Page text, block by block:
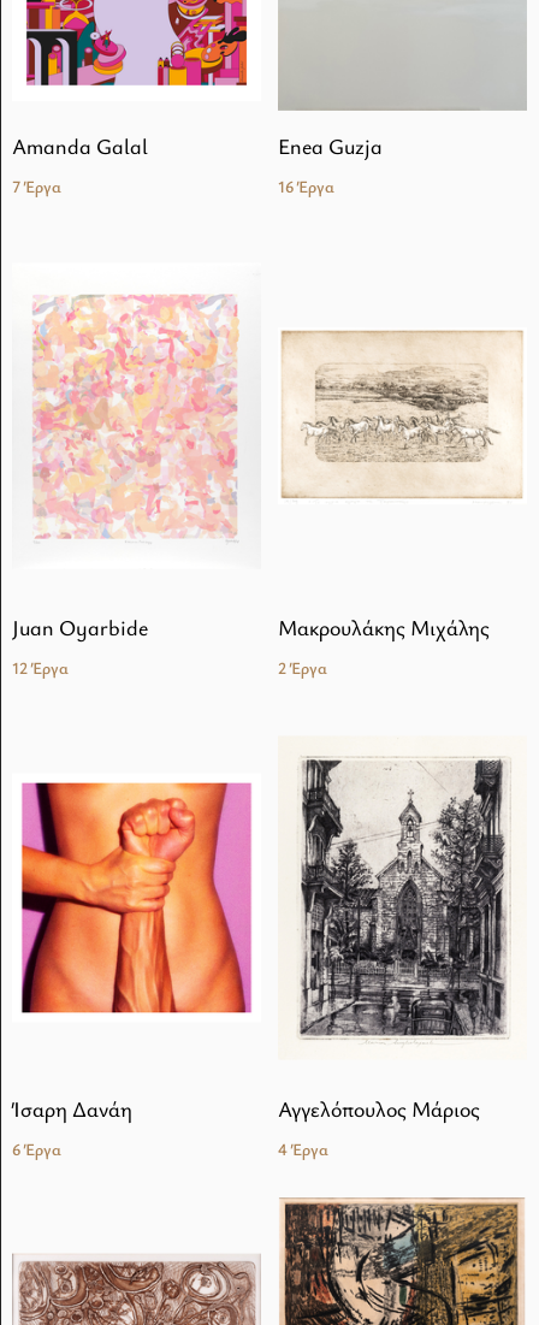
Amanda Galal
7 Έργα
Enea Guzja
16 Έργα
Juan Oyarbide
12 Έργα
Mακρουλάκης Μιχάλης
2 Έργα
Ίσαρη Δανάη
6 Έργα
Αγγελόπουλος Μάριος
4 Έργα